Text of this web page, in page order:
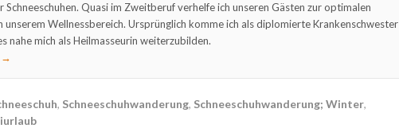
Schneeschuhen. Quasi im Zweitberuf verhelfe ich unseren Gästen zur optimalen
unserem Wellnessbereich. Ursprünglich komme ich als diplomierte Krankenschwester
nahe mich als Heilmasseurin weiterzubilden.
→
, Schneeschuhwanderung, Schneeschuhwanderung; Winter,